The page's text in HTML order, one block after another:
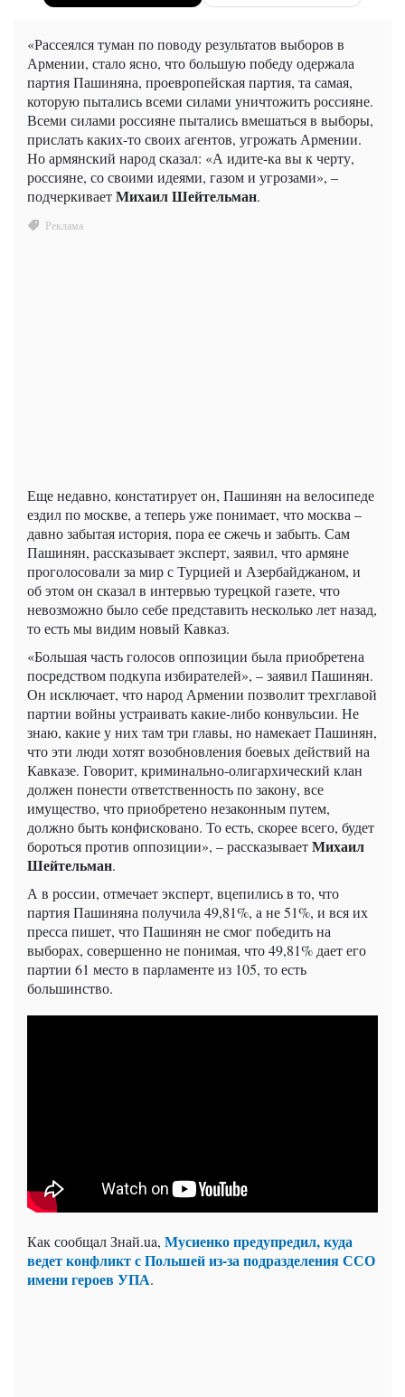
«Рассеялся туман по поводу результатов выборов в
Армении, стало ясно, что большую победу одержала
партия Пашиняна, проевропейская партия, та самая,
которую пытались всеми силами уничтожить россияне.
Всеми силами россияне пытались вмешаться в выборы,
прислать каких-то своих агентов, угрожать Армении.
Но армянский народ сказал: «А идите-ка вы к черту,
россияне, со своими идеями, газом и угрозами», –
подчеркиваетМихаил Шейтельман.
Еще недавно, констатирует он, Пашинян на велосипеде
ездил по москве, а теперь уже понимает, что москва –
давно забытая история, пора ее сжечь и забыть. Сам
Пашинян, рассказывает эксперт, заявил, что армяне
проголосовали за мир с Турцией и Азербайджаном, и
об этом он сказал в интервью турецкой газете, что
невозможно было себе представить несколько лет назад,
то есть мы видим новый Кавказ.
«Большая часть голосов оппозиции была приобретена
посредством подкупа избирателей», – заявил Пашинян.
Он исключает, что народ Армении позволит трехглавой
партии войны устраивать какие-либо конвульсии. Не
знаю, какие у них там три главы, но намекает Пашинян,
что эти люди хотят возобновления боевых действий на
Кавказе. Говорит, криминально-олигархический клан
должен понести ответственность по закону, все
имущество, что приобретено незаконным путем,
должно быть конфисковано. То есть, скорее всего, будет
бороться против оппозиции», – рассказываетМихаил
Шейтельман.
А в россии, отмечает эксперт, вцепились в то, что
партия Пашиняна получила 49,81%, а не 51%, и вся их
пресса пишет, что Пашинян не смог победить на
выборах, совершенно не понимая, что 49,81% дает его
партии 61 место в парламенте из 105, то есть
большинство.
Как сообщал Знай.ua, Мусиенко предупредил, куда
ведет конфликт с Польшей из-за подразделения ССО
имени героев УПА.